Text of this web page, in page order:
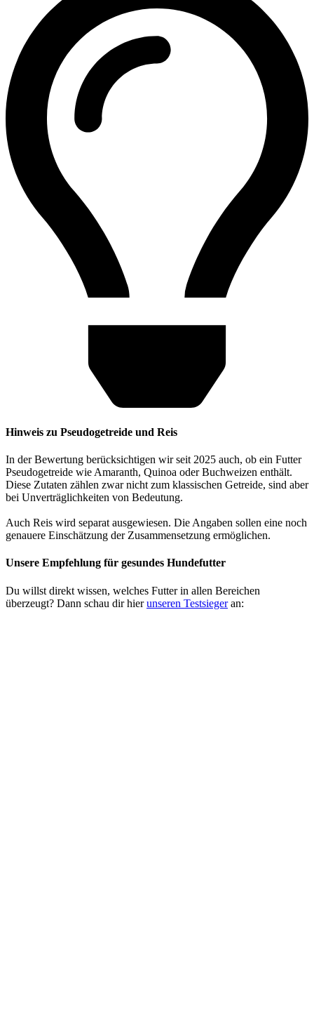
Hinweis zu Pseudogetreide und Reis
In der Bewertung berücksichtigen wir seit 2025 auch, ob ein Futter
Pseudogetreide wie Amaranth, Quinoa oder Buchweizen enthält.
Diese Zutaten zählen zwar nicht zum klassischen Getreide, sind aber
bei Unverträglichkeiten von Bedeutung.
Auch Reis wird separat ausgewiesen. Die Angaben sollen eine noch
genauere Einschätzung der Zusammensetzung ermöglichen.
Unsere Empfehlung für gesundes Hundefutter
Du willst direkt wissen, welches Futter in allen Bereichen
überzeugt? Dann schau dir hierunseren Testsiegeran: